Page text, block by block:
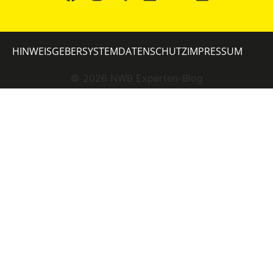
© 2026 NWB Experten-Blog
HINWEISGEBERSYSTEMDATENSCHUTZIMPRESSUM